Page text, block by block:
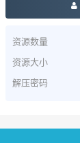
资源数量
资源大小
解压密码